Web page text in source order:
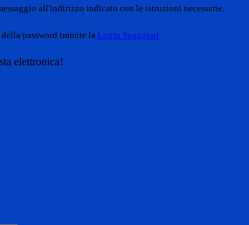
all'indirizzo indicato con le istruzioni necessarie.
password tramite la Login Spaggiari
elettronica!